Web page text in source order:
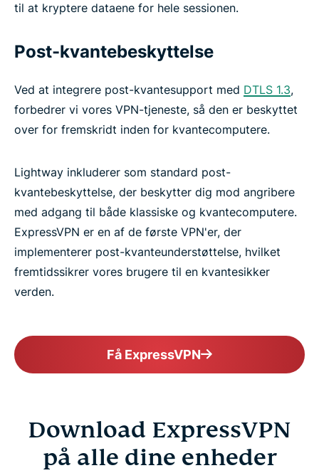
til at kryptere dataene for hele sessionen.
Post-kvantebeskyttelse
Ved at integrere post-kvantesupport med DTLS 1.3,
forbedrer vi vores VPN-tjeneste, så den er beskyttet
over for fremskridt inden for kvantecomputere.
Lightway inkluderer som standard post-
kvantebeskyttelse, der beskytter dig mod angribere
med adgang til både klassiske og kvantecomputere.
ExpressVPN er en af de første VPN'er, der
implementerer post-kvanteunderstøttelse, hvilket
fremtidssikrer vores brugere til en kvantesikker
verden.
Få ExpressVPN
Download ExpressVPN
på alle dine enheder